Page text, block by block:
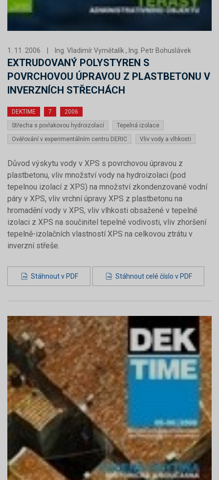
1. 11. 2006 Ing. Vladimír Vymětalík , Ing. Petr Bohuslávek
EXTRUDOVANÝ POLYSTYREN S
POVRCHOVOU ÚPRAVOU Z PLASTBETONU V
INVERZNÍCH STŘECHÁCH
DEKTIME 7
2006
Střecha s povlakovou hydroizolací
Tepelná izolace
Ověřování v experimentálním centru DERIC
Vliv vody a vlhkosti
Důvod výskytu vody v XPS s povrchovou úpravou z
plastbetonu, vliv množství vody na hydroizolaci (pod
tepelnou izolací z XPS) na množství zkondenzované vodní
páry v XPS, vliv vrchní úpravy XPS z plastbetonu na
hromadění vody v XPS, vliv vlhkosti obsažené v tepelné
izolaci z XPS na součinitel tepelné vodivosti, vliv zhoršení
tepelně-izolačních vlastností XPS na celkovou ztrátu v
inverzní střeše.
Stáhnout v PDF Stáhnout celé číslo v PDF